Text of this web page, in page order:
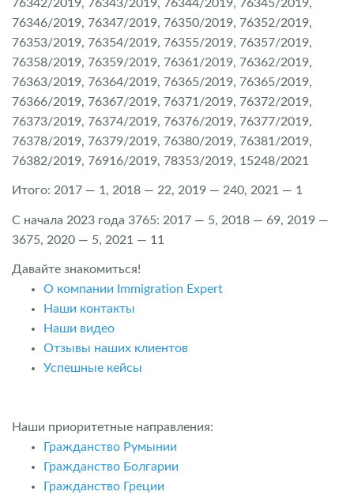
76342/2019, 76343/2019, 76344/2019, 76345/2019,
76346/2019, 76347/2019, 76350/2019, 76352/2019,
76353/2019, 76354/2019, 76355/2019, 76357/2019,
76358/2019, 76359/2019, 76361/2019, 76362/2019,
76363/2019, 76364/2019, 76365/2019, 76365/2019,
76366/2019, 76367/2019, 76371/2019, 76372/2019,
76373/2019, 76374/2019, 76376/2019, 76377/2019,
76378/2019, 76379/2019, 76380/2019, 76381/2019,
76382/2019, 76916/2019, 78353/2019, 15248/2021
Итого: 2017 — 1, 2018 — 22, 2019 — 240, 2021 — 1
С начала 2023 года 3765: 2017 — 5, 2018 — 69, 2019 —
3675, 2020 — 5, 2021 — 11
Давайте знакомиться!
О компании Immigration Expert
Наши контакты
Наши видео
Отзывы наших клиентов
Успешные кейсы
Наши приоритетные направления:
Гражданство Румынии
Гражданство Болгарии
Гражданство Греции